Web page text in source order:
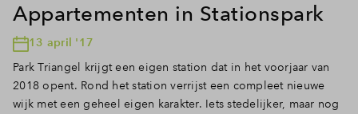
Appartementen in Stationspark
13 april '17
Park Triangel krijgt een eigen station dat in het voorjaar van
2018 opent. Rond het station verrijst een compleet nieuwe
wijk met een geheel eigen karakter. Iets stedelijker, maar nog